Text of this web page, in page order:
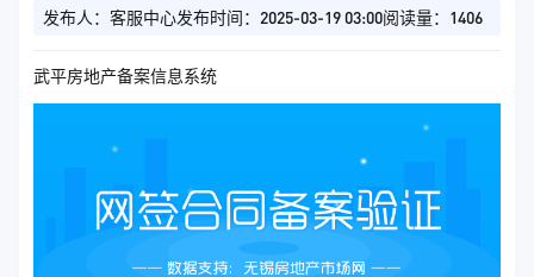
发布人：客服中心发布时间：2025-03-19 03:00阅读量：1406
武平房地产备案信息系统